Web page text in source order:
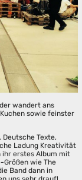
wandert ans
sowie feinster
Deutsche Texte,
Ladung Kreativität
ihr erstes Album mit
Größen wie The
Band dann in